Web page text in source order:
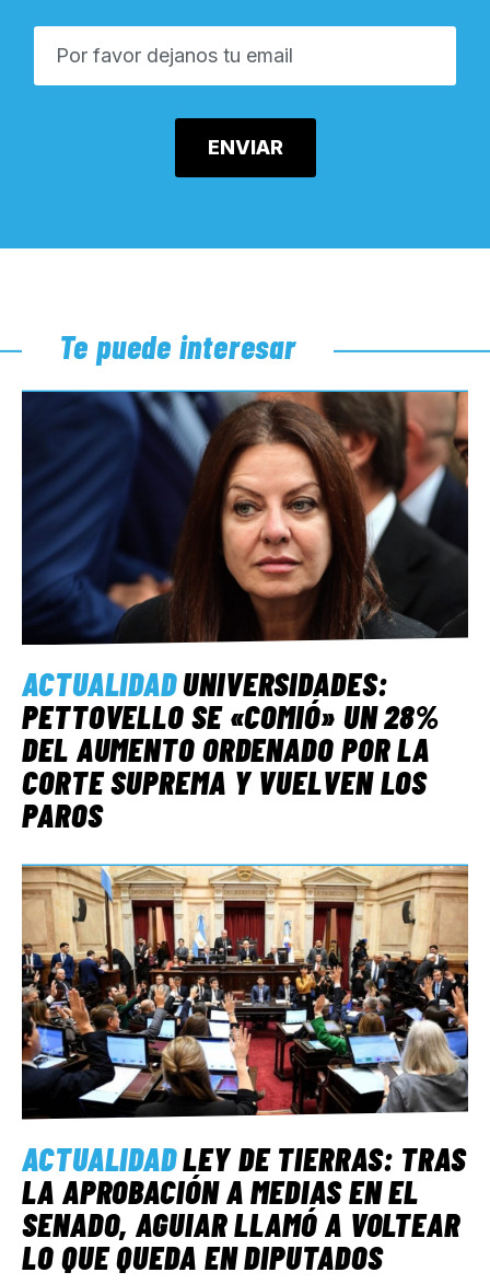
Te puede interesar
ACTUALIDADUNIVERSIDADES:
PETTOVELLO SE «COMIÓ» UN 28%
DEL AUMENTO ORDENADO POR LA
CORTE SUPREMA Y VUELVEN LOS
PAROS
ACTUALIDADLEY DE TIERRAS: TRAS
LA APROBACIÓN A MEDIAS EN EL
SENADO, AGUIAR LLAMÓ A VOLTEAR
LO QUE QUEDA EN DIPUTADOS